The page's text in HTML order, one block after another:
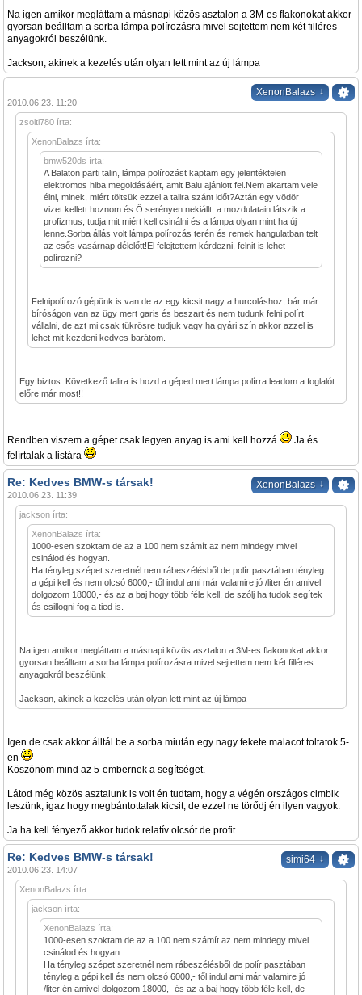
Na igen amikor megláttam a másnapi közös asztalon a 3M-es flakonokat akkor
gyorsan beálltam a sorba lámpa polírozásra mivel sejtettem nem két filléres
anyagokról beszélünk.
Jackson, akinek a kezelés után olyan lett mint az új lámpa
XenonBalazs ↓
2010.06.23. 11:20
zsolti780 írta:
XenonBalazs írta:
bmw520ds írta:
A Balaton parti talin, lámpa polírozást kaptam egy jelentéktelen
elektromos hiba megoldásáért, amit Balu ajánlott fel.Nem akartam vele
élni, minek, miért töltsük ezzel a talira szánt időt?Aztán egy vödör
vizet kellett hoznom és Ő serényen nekiállt, a mozdulatain látszik a
profizmus, tudja mit miért kell csinálni és a lámpa olyan mint ha új
lenne.Sorba állás volt lámpa polírozás terén és remek hangulatban telt
az esős vasárnap délelőtt!El felejtettem kérdezni, felnit is lehet
polírozni?
Felnipolírozó gépünk is van de az egy kicsit nagy a hurcoláshoz, bár már
bíróságon van az ügy mert garis és beszart és nem tudunk felni polírt
vállalni, de azt mi csak tükrösre tudjuk vagy ha gyári szín akkor azzel is
lehet mit kezdeni kedves barátom.
Egy biztos. Következő talira is hozd a géped mert lámpa polírra leadom a foglalót
előre már most!!
Rendben viszem a gépet csak legyen anyag is ami kell hozzá
Ja és
felírtalak a listára
XenonBalazs ↓
Re: Kedves BMW-s társak!
2010.06.23. 11:39
jackson írta:
XenonBalazs írta:
1000-esen szoktam de az a 100 nem számít az nem mindegy mivel
csinálod és hogyan.
Ha tényleg szépet szeretnél nem rábeszélésből de polír pasztában tényleg
a gépi kell és nem olcsó 6000,- től indul ami már valamire jó /liter én amivel
dolgozom 18000,- és az a baj hogy több féle kell, de szólj ha tudok segítek
és csillogni fog a tied is.
Na igen amikor megláttam a másnapi közös asztalon a 3M-es flakonokat akkor
gyorsan beálltam a sorba lámpa polírozásra mivel sejtettem nem két filléres
anyagokról beszélünk.
Jackson, akinek a kezelés után olyan lett mint az új lámpa
Igen de csak akkor álltál be a sorba miután egy nagy fekete malacot toltatok 5-
en
Köszönöm mind az 5-embernek a segítséget.
Látod még közös asztalunk is volt én tudtam, hogy a végén országos cimbik
leszünk, igaz hogy megbántottalak kicsit, de ezzel ne törődj én ilyen vagyok.
Ja ha kell fényező akkor tudok relatív olcsót de profit.
simi64 ↓
Re: Kedves BMW-s társak!
2010.06.23. 14:07
XenonBalazs írta:
jackson írta:
XenonBalazs írta:
1000-esen szoktam de az a 100 nem számít az nem mindegy mivel
csinálod és hogyan.
Ha tényleg szépet szeretnél nem rábeszélésből de polír pasztában
tényleg a gépi kell és nem olcsó 6000,- től indul ami már valamire jó
/liter én amivel dolgozom 18000,- és az a baj hogy több féle kell, de